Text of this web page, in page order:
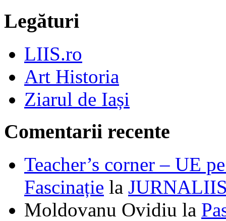
Legături
LIIS.ro
Art Historia
Ziarul de Iași
Comentarii recente
Teacher’s corner – UE
Fascinație la
Moldovanu Ovidiu la